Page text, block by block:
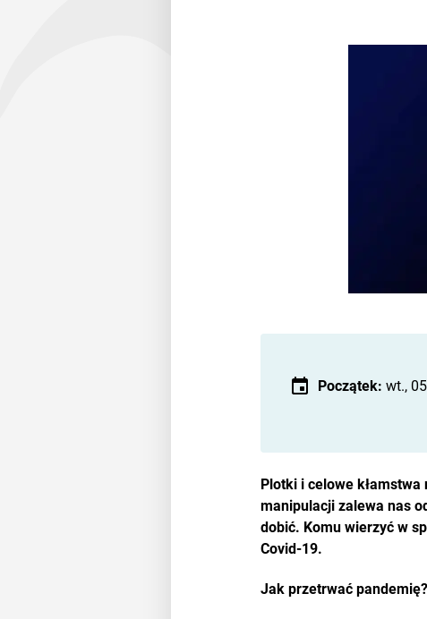
Początek: wt.,
Plotki i celowe
manipulacji zalewa nas
dobić. Komu wierzyć w
Covid-19.
Jak przetrwać pandemię?